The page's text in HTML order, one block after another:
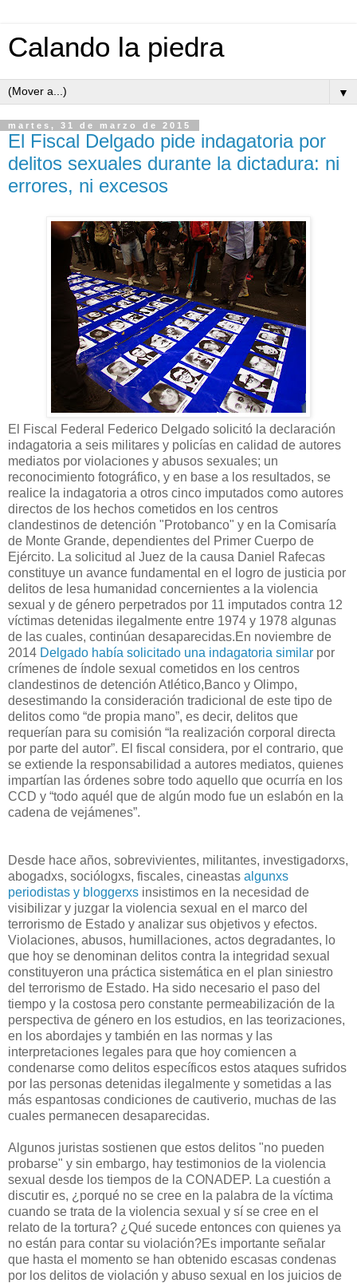
Calando la piedra
▼
martes, 31 de marzo de 2015
El Fiscal Delgado pide indagatoria por
delitos sexuales durante la dictadura: ni
errores, ni excesos
El Fiscal Federal Federico Delgado solicitó la declaración
indagatoria a seis militares y policías en calidad de autores
mediatos por violaciones y abusos sexuales; un
reconocimiento fotográfico, y en base a los resultados, se
realice la indagatoria a otros cinco imputados como autores
directos de los hechos cometidos en los centros
clandestinos de detención "Protobanco" y en la Comisaría
de Monte Grande, dependientes del Primer Cuerpo de
Ejército. La solicitud al Juez de la causa Daniel Rafecas
constituye un avance fundamental en el logro de justicia por
delitos de lesa humanidad concernientes a la violencia
sexual y de género perpetrados por 11 imputados contra 12
víctimas detenidas ilegalmente entre 1974 y 1978 algunas
de las cuales, continúan desaparecidas.En noviembre de
2014 Delgado había solicitado una indagatoria similar por
crímenes de índole sexual cometidos en los centros
clandestinos de detención Atlético,Banco y Olimpo,
desestimando la consideración tradicional de este tipo de
delitos como “de propia mano”, es decir, delitos que
requerían para su comisión “la realización corporal directa
por parte del autor”. El fiscal considera, por el contrario, que
se extiende la responsabilidad a autores mediatos, quienes
impartían las órdenes sobre todo aquello que ocurría en los
CCD y “todo aquél que de algún modo fue un eslabón en la
cadena de vejámenes”.
Desde hace años, sobrevivientes, militantes, investigadorxs,
abogadxs, sociólogxs, fiscales, cineastas algunxs
periodistas y bloggerxs insistimos en la necesidad de
visibilizar y juzgar la violencia sexual en el marco del
terrorismo de Estado y analizar sus objetivos y efectos.
Violaciones, abusos, humillaciones, actos degradantes, lo
que hoy se denominan delitos contra la integridad sexual
constituyeron una práctica sistemática en el plan siniestro
del terrorismo de Estado. Ha sido necesario el paso del
tiempo y la costosa pero constante permeabilización de la
perspectiva de género en los estudios, en las teorizaciones,
en los abordajes y también en las normas y las
interpretaciones legales para que hoy comiencen a
condenarse como delitos específicos estos ataques sufridos
por las personas detenidas ilegalmente y sometidas a las
más espantosas condiciones de cautiverio, muchas de las
cuales permanecen desaparecidas.
Algunos juristas sostienen que estos delitos "no pueden
probarse" y sin embargo, hay testimonios de la violencia
sexual desde los tiempos de la CONADEP. La cuestión a
discutir es, ¿porqué no se cree en la palabra de la víctima
cuando se trata de la violencia sexual y sí se cree en el
relato de la tortura? ¿Qué sucede entonces con quienes ya
no están para contar su violación?Es importante señalar
que hasta el momento se han obtenido escasas condenas
por los delitos de violación y abuso sexual en los juicios de